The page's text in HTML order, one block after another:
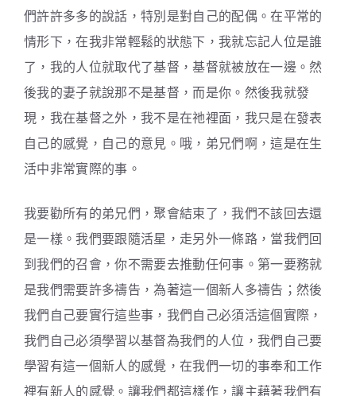
們許許多多的說話，特別是對自己的配偶。在平常的
情形下，在我非常輕鬆的狀態下，我就忘記人位是誰
了，我的人位就取代了基督，基督就被放在一邊。然
後我的妻子就說那不是基督，而是你。然後我就發
現，我在基督之外，我不是在祂裡面，我只是在發表
自己的感覺，自己的意見。哦，弟兄們啊，這是在生
活中非常實際的事。
我要勸所有的弟兄們，聚會結束了，我們不該回去還
是一樣。我們要跟隨活星，走另外一條路，當我們回
到我們的召會，你不需要去推動任何事。第一要務就
是我們需要許多禱告，為著這一個新人多禱告；然後
我們自己要實行這些事，我們自己必須活這個實際，
我們自己必須學習以基督為我們的人位，我們自己要
學習有這一個新人的感覺，在我們一切的事奉和工作
裡有新人的感覺。讓我們都這樣作，讓主藉著我們有